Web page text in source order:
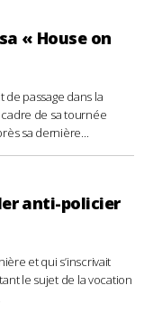
« House on
de passage dans la
de sa tournée
sa dernière...
anti-policier
et qui s’inscrivait
le sujet de la vocation